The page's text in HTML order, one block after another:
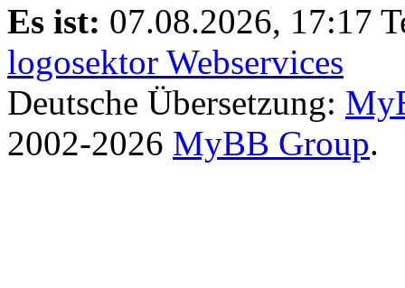
Es ist: 07.08.2026, 17:17
logosektor Webservices
Deutsche Übersetzung:
2002-2026 MyBB Group.